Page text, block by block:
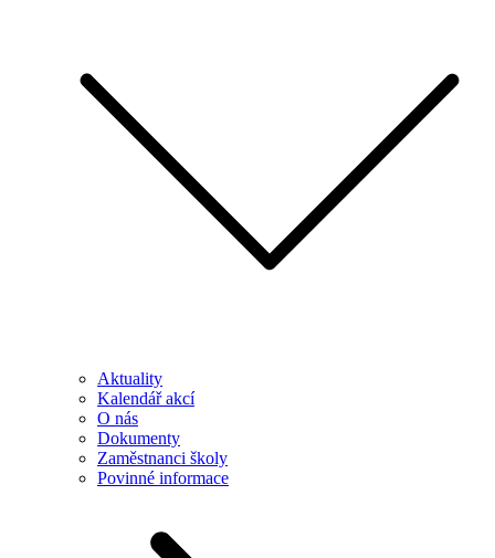
Aktuality
Kalendář akcí
O nás
Dokumenty
Zaměstnanci školy
Povinné informace